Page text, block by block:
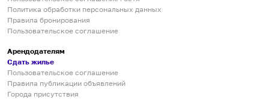
Политика обработки персональных данных
Правила бронирования
Пользовательское соглашение
Арендодателям
Сдать жилье
Пользовательское соглашение
Правила публикации объявлений
Города присутствия